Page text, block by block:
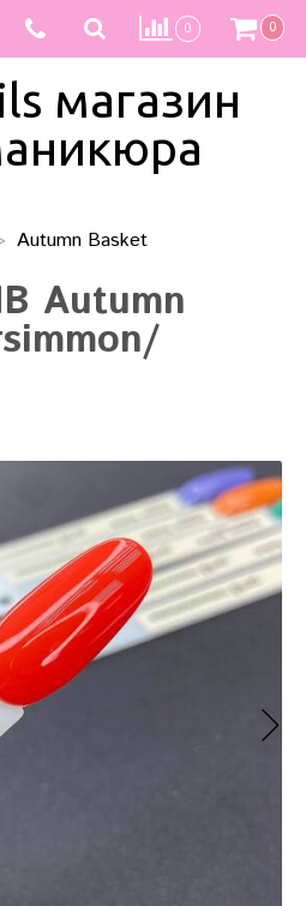
0 0
магазин
Autumn Basket
Autumn